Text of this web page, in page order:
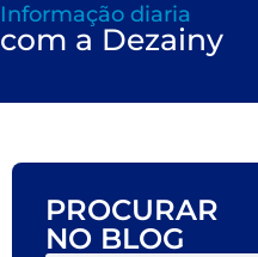
Informação diaria
com a Dezainy
PROCURAR
NO BLOG